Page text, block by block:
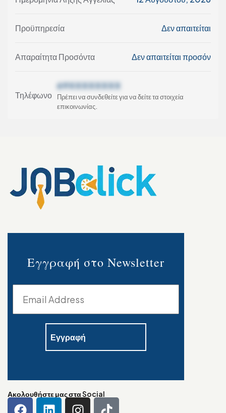
Προϋπηρεσία Δεν απαιτείται
Απαραίτητα Προσόντα Δεν απαιτείται προσόν
Τηλέφωνο
69XXXXXXXX
Πρέπει να συνδεθείτε για να δείτε τα στοιχεία
επικοινωνίας.
Εγγραφή στο Newsletter
Ακολουθήστε μας στα Social